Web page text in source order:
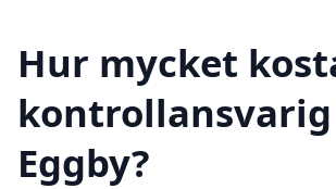
Hur mycket
Eggby?